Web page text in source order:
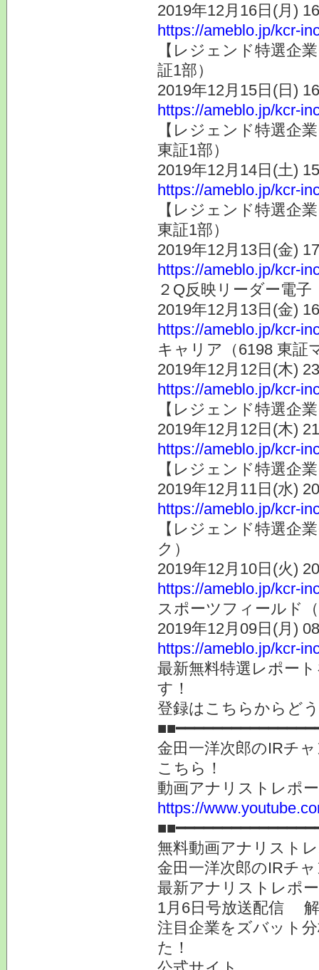
2019年12月16日(月)
https://ameblo.jp/kcr-
【レジェンド特選企
証1部）
2019年12月15日(日)
https://ameblo.jp/kcr-
【レジェンド特選
東証1部）
2019年12月14日(土)
https://ameblo.jp/kcr-
【レジェンド特選
東証1部）
2019年12月13日(金)
https://ameblo.jp/kcr-
２Q反映リーダー電
2019年12月13日(金)
https://ameblo.jp/kcr-
キャリア（6198 東証
2019年12月12日(木)
https://ameblo.jp/kcr-
【レジェンド特選企
2019年12月12日(木)
https://ameblo.jp/kcr-
【レジェンド特選企
2019年12月11日(水)
https://ameblo.jp/kcr-
【レジェンド特選企
ク）
2019年12月10日(火)
https://ameblo.jp/kcr-
スポーツフィールド
2019年12月09日(月)
https://ameblo.jp/kcr-
最新無料特選レポー
す！
登録はこちらからど
金田一洋次郎のIRチ
こちら！
動画アナリストレポ
https://
無料動画アナリスト
金田一洋次郎のIRチ
最新アナリストレポ
1月6日号放送配信
注目企業をズバット
た！